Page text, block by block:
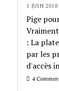
1 JUIN 2018
Pige
: La
par les
d'accès
4